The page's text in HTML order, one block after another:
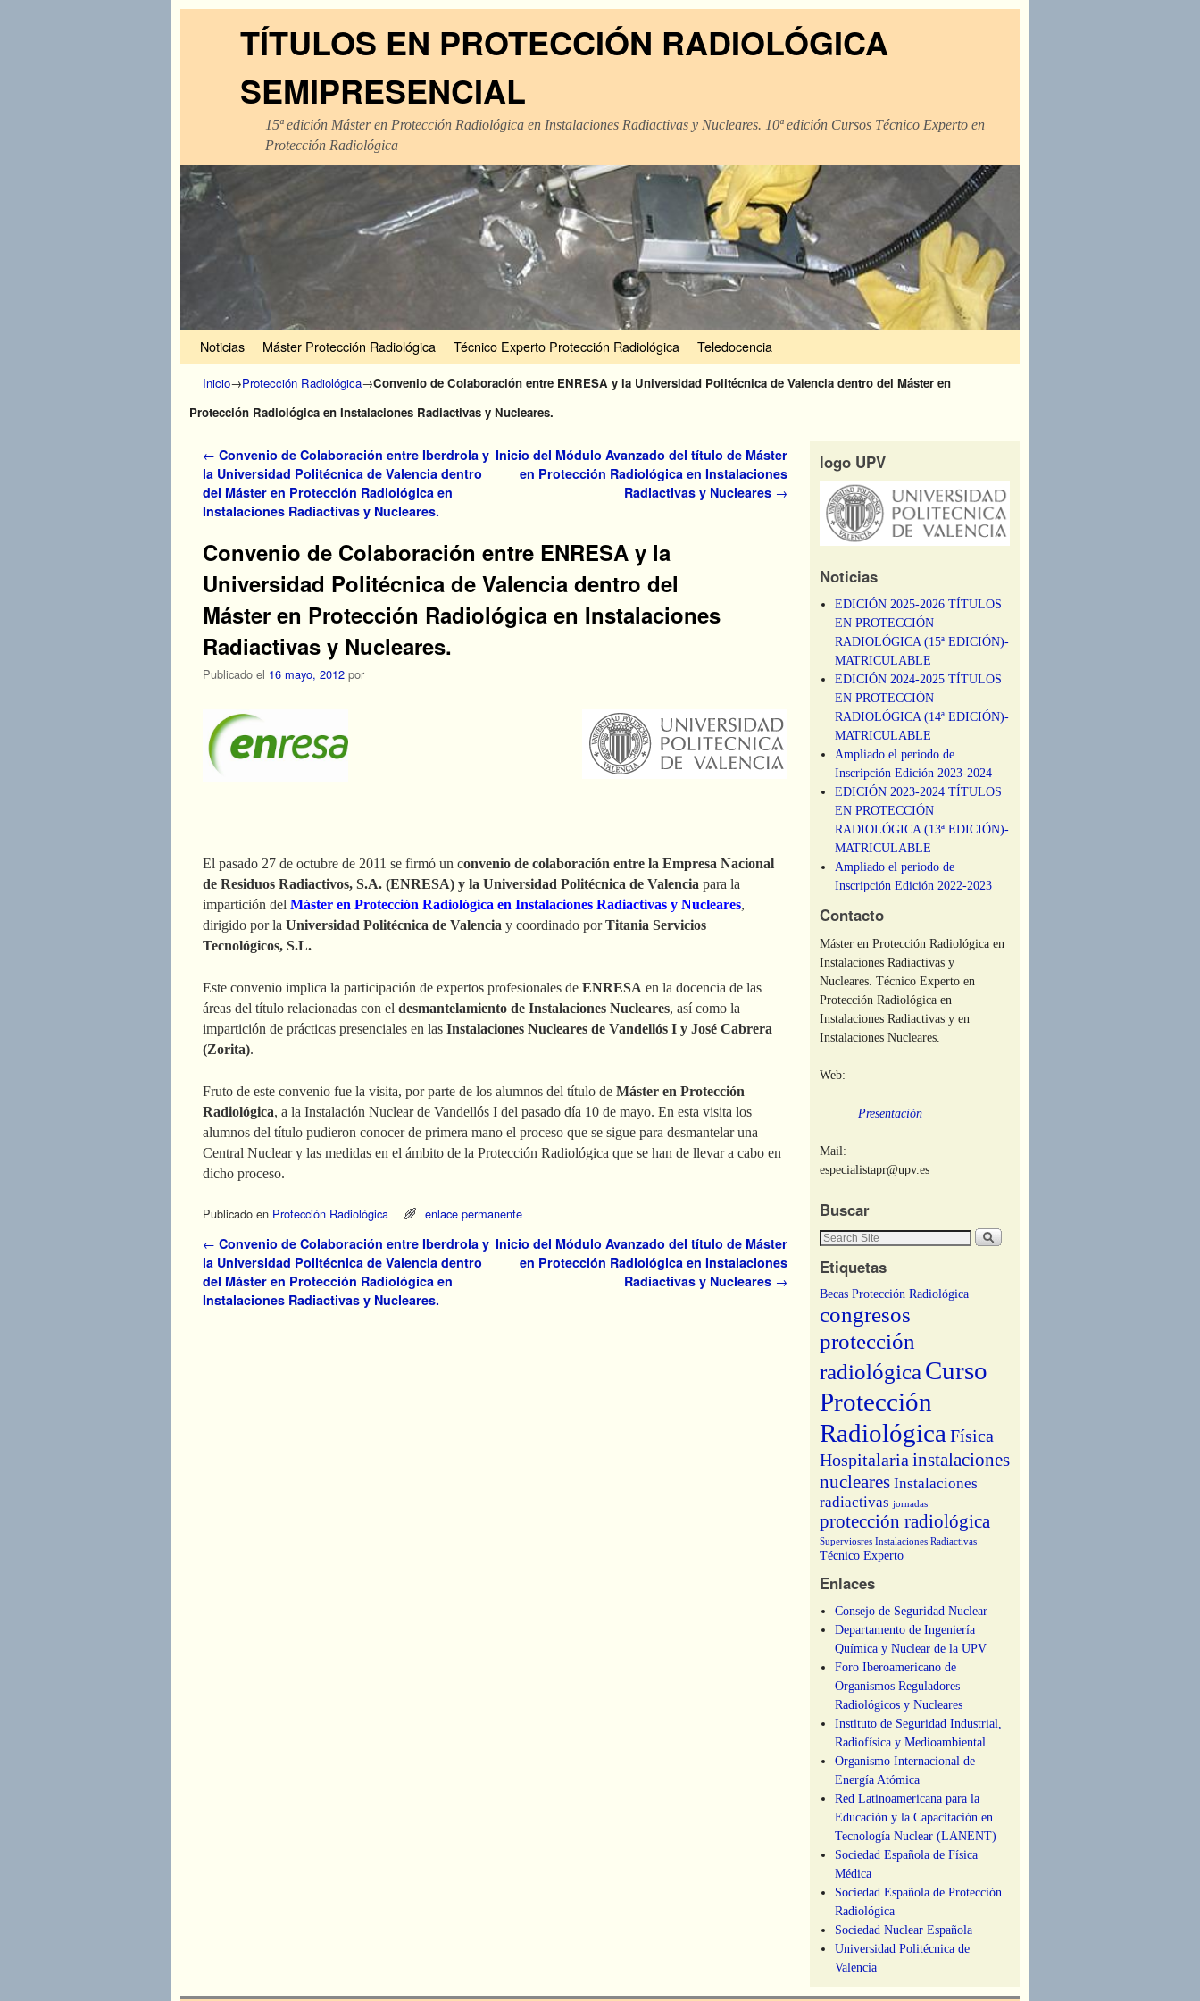
TÍTULOS EN PROTECCIÓN RADIOLÓGICA
SEMIPRESENCIAL
15ª edición Máster en Protección Radiológica en Instalaciones Radiactivas y Nucleares. 10ª edición Cursos Técnico Experto en
Protección Radiológica
Noticias Máster Protección Radiológica Técnico Experto Protección Radiológica Teledocencia
Inicio→Protección Radiológica→Convenio de Colaboración entre ENRESA y la Universidad Politécnica de Valencia dentro del Máster en
Protección Radiológica en Instalaciones Radiactivas y Nucleares.
Navegador de artículos
← Convenio de Colaboración entre Iberdrola y
la Universidad Politécnica de Valencia dentro
del Máster en Protección Radiológica en
Instalaciones Radiactivas y Nucleares.
Inicio del Módulo Avanzado del título de Máster
en Protección Radiológica en Instalaciones
Radiactivas y Nucleares →
Convenio de Colaboración entre ENRESA y la
Universidad Politécnica de Valencia dentro del
Máster en Protección Radiológica en Instalaciones
Radiactivas y Nucleares.
Publicado el 16 mayo, 2012 por
El pasado 27 de octubre de 2011 se firmó un convenio de colaboración entre la Empresa Nacional
de Residuos Radiactivos, S.A. (ENRESA) y la Universidad Politécnica de Valencia para la
impartición del Máster en Protección Radiológica en Instalaciones Radiactivas y Nucleares,
dirigido por la Universidad Politécnica de Valencia y coordinado porTitania Servicios
Tecnológicos, S.L.
Este convenio implica la participación de expertos profesionales de ENRESA en la docencia de las
áreas del título relacionadas con el desmantelamiento de Instalaciones Nucleares, así como la
impartición de prácticas presenciales en las Instalaciones Nucleares de Vandellós I y José Cabrera
(Zorita).
Fruto de este convenio fue la visita, por parte de los alumnos del título de Máster en Protección
Radiológica, a la Instalación Nuclear de Vandellós I del pasado día 10 de mayo. En esta visita los
alumnos del título pudieron conocer de primera mano el proceso que se sigue para desmantelar una
Central Nuclear y las medidas en el ámbito de la Protección Radiológica que se han de llevar a cabo en
dicho proceso.
Publicado en Protección Radiológica enlace permanente
Navegador de artículos
← Convenio de Colaboración entre Iberdrola y
la Universidad Politécnica de Valencia dentro
del Máster en Protección Radiológica en
Instalaciones Radiactivas y Nucleares.
Inicio del Módulo Avanzado del título de Máster
en Protección Radiológica en Instalaciones
Radiactivas y Nucleares →
logo UPV
Noticias
EDICIÓN 2025-2026 TÍTULOS
EN PROTECCIÓN
RADIOLÓGICA (15ª EDICIÓN)-
MATRICULABLE
EDICIÓN 2024-2025 TÍTULOS
EN PROTECCIÓN
RADIOLÓGICA (14ª EDICIÓN)-
MATRICULABLE
Ampliado el periodo de
Inscripción Edición 2023-2024
EDICIÓN 2023-2024 TÍTULOS
EN PROTECCIÓN
RADIOLÓGICA (13ª EDICIÓN)-
MATRICULABLE
Ampliado el periodo de
Inscripción Edición 2022-2023
Contacto
Máster en Protección Radiológica en
Instalaciones Radiactivas y
Nucleares. Técnico Experto en
Protección Radiológica en
Instalaciones Radiactivas y en
Instalaciones Nucleares.
Web:
Presentación
Mail:
especialistapr@upv.es
Buscar
Etiquetas
Becas Protección Radiológica
congresos
protección
radiológica Curso
Protección
Radiológica Física
Hospitalaria instalaciones
nucleares Instalaciones
radiactivas jornadas
protección radiológica
Superviosres Instalaciones Radiactivas
Técnico Experto
Enlaces
Consejo de Seguridad Nuclear
Departamento de Ingeniería
Química y Nuclear de la UPV
Foro Iberoamericano de
Organismos Reguladores
Radiológicos y Nucleares
Instituto de Seguridad Industrial,
Radiofísica y Medioambiental
Organismo Internacional de
Energía Atómica
Red Latinoamericana para la
Educación y la Capacitación en
Tecnología Nuclear (LANENT)
Sociedad Española de Física
Médica
Sociedad Española de Protección
Radiológica
Sociedad Nuclear Española
Universidad Politécnica de
Valencia